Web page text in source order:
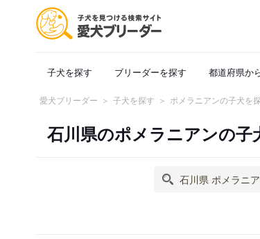
子犬を探す ブリーダーを探す 都道府県か
愛犬ブリーダー 子犬を探す ポメラニアンの子犬を
石川県のポメラニアンの子